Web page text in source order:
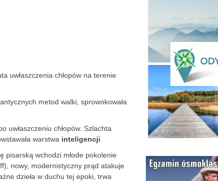
uwłaszczenia chłopów na terenie
metod walki, sprowokowała
uwłaszczeniu chłopów. Szlachta
warstwa inteligencji
pisarską wchodzi młode pokolenie
nowy, modernistyczny prąd atakuje
dzieła w duchu tej epoki, trwa